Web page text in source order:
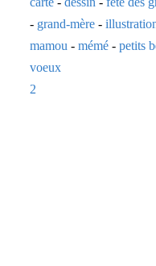
- grand-mère -
mamou - mémé - petits
voeux
2